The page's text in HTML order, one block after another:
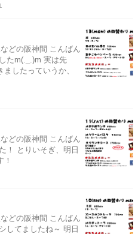
どの阪神間 こんばん
たm(._.)m 実は先
したっていうか、
どの阪神間 こんばん
！ とりいそぎ、明日
どの阪神間 こんばん
してましたね～ 明日